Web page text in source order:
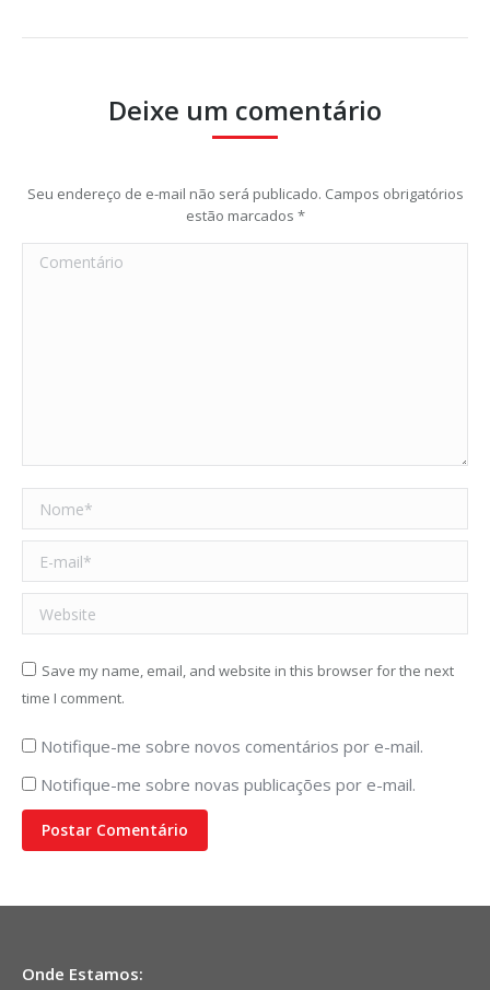
Deixe um comentário
Seu endereço de e-mail não será publicado. Campos obrigatórios
estão marcados *
Comentário
Nome *
E-mail *
Website
Save my name, email, and website in this browser for the next
time I comment.
Notifique-me sobre novos comentários por e-mail.
Notifique-me sobre novas publicações por e-mail.
Postar Comentário
Onde Estamos: